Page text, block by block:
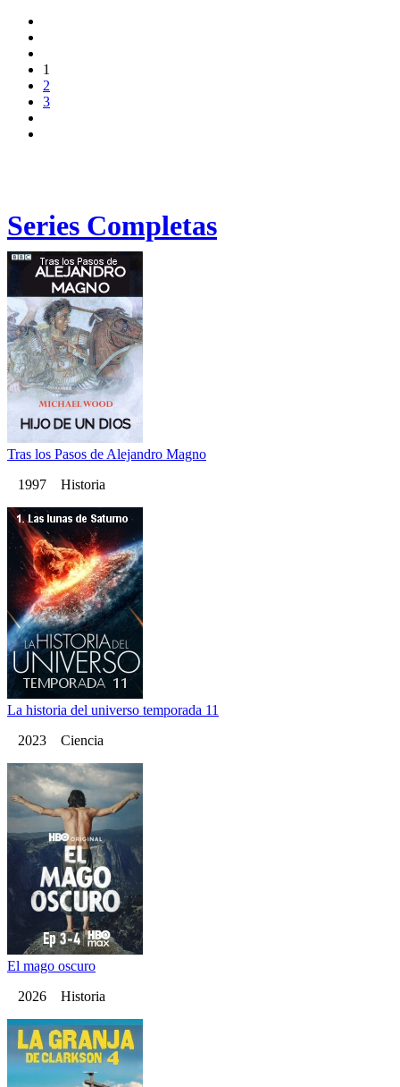
1
2
3
Series Completas
Tras los Pasos de Alejandro Magno
1997 Historia
La historia del universo temporada 11
2023 Ciencia
El mago oscuro
2026 Historia